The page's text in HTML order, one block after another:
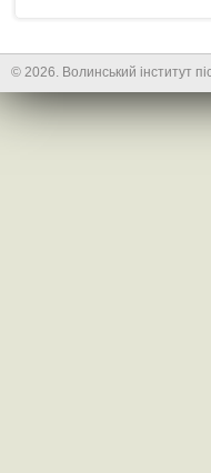
© 2026. Волинський інститут